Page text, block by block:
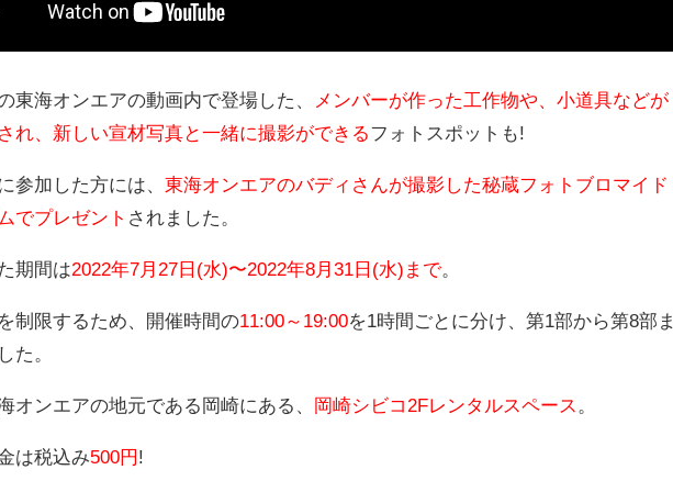
東海オンエアの動画内で登場した、
メンバーが作った工作物や、小道具などが
れ、 新しい宣材写真と一緒に撮影ができるフォトスポットも!
参加した方には、東海オンエアのバディさんが撮影した秘蔵フォトブロマイド
でプレゼント されました。
期間は2022年7月27日(水)〜2022年8月31日(水)まで。
制限するため、開催時間の11:00～19:00を1時間ごとに分け、第1部から第8部
た。
オンエアの地元である岡崎にある、 岡崎シビコ2Fレンタルスペース
は税込み500円 !